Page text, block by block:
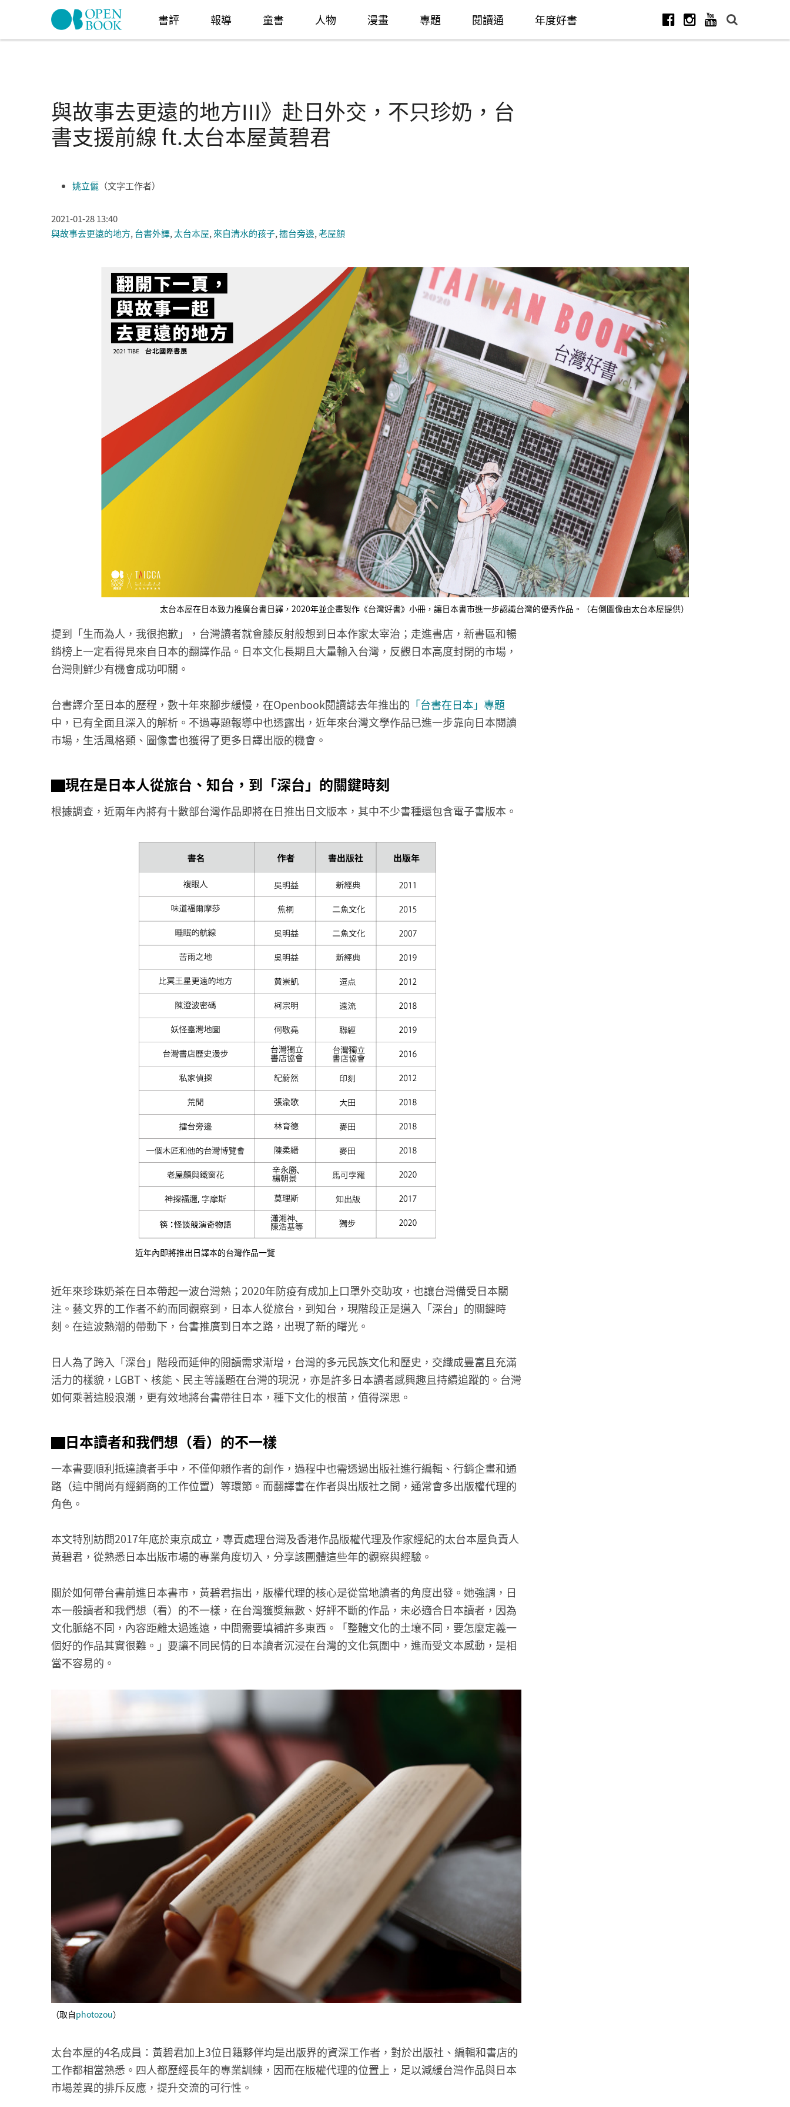
Skip to navigation
書評 報導 童書 人物 漫畫 專題 閱讀通 年度好書
與故事去更遠的地方III》赴日外交，不只珍奶，台
書支援前線 ft.太台本屋黃碧君
姚立儷 （文字工作者）
2021-01-28 13:40
與故事去更遠的地方, 台書外譯, 太台本屋, 來自清水的孩子,擂台旁邊,老屋顏
太台本屋在日本致力推廣台書日譯，2020年並企畫製作《台灣好書》小冊，讓日本書市進一步認識台灣的優秀作品。（右側圖像由太台本屋提供）
提到「生而為人，我很抱歉」，台灣讀者就會膝反射般想到日本作家太宰治；走進書店，新書區和暢
銷榜上一定看得見來自日本的翻譯作品。日本文化長期且大量輸入台灣，反觀日本高度封閉的市場，
台灣則鮮少有機會成功叩關。
台書譯介至日本的歷程，數十年來腳步緩慢，在Openbook閱讀誌去年推出的 「台書在日本」專題
中，已有全面且深入的解析。不過專題報導中也透露出，近年來台灣文學作品已進一步靠向日本閱讀
市場，生活風格類、圖像書也獲得了更多日譯出版的機會。
▇現在是日本人從旅台、知台，到「深台」的關鍵時刻
根據調查，近兩年內將有十數部台灣作品即將在日推出日文版本，其中不少書種還包含電子書版本。
近年內即將推出日譯本的台灣作品一覽
近年來珍珠奶茶在日本帶起一波台灣熱；2020年防疫有成加上口罩外交助攻，也讓台灣備受日本關
注。藝文界的工作者不約而同觀察到，日本人從旅台，到知台，現階段正是邁入「深台」的關鍵時
刻。在這波熱潮的帶動下，台書推廣到日本之路，出現了新的曙光。
日人為了跨入「深台」階段而延伸的閱讀需求漸增，台灣的多元民族文化和歷史，交織成豐富且充滿
活力的樣貌，LGBT、核能、民主等議題在台灣的現況，亦是許多日本讀者感興趣且持續追蹤的。台灣
如何乘著這股浪潮，更有效地將台書帶往日本，種下文化的根苗，值得深思。
▇日本讀者和我們想（看）的不一樣
一本書要順利抵達讀者手中，不僅仰賴作者的創作，過程中也需透過出版社進行編輯、行銷企畫和通
路（這中間尚有經銷商的工作位置）等環節。而翻譯書在作者與出版社之間，通常會多出版權代理的
角色。
本文特別訪問2017年底於東京成立，專責處理台灣及香港作品版權代理及作家經紀的太台本屋負責人
黃碧君，從熟悉日本出版市場的專業角度切入，分享該團體這些年的觀察與經驗。
關於如何帶台書前進日本書市，黃碧君指出，版權代理的核心是從當地讀者的角度出發。她強調，日
本一般讀者和我們想（看）的不一樣，在台灣獲獎無數、好評不斷的作品，未必適合日本讀者，因為
文化脈絡不同，內容距離太過遙遠，中間需要填補許多東西。「整體文化的土壤不同，要怎麼定義一
個好的作品其實很難。」要讓不同民情的日本讀者沉浸在台灣的文化氛圍中，進而受文本感動，是相
當不容易的。
（取自photozou）
太台本屋的4名成員：黃碧君加上3位日籍夥伴均是出版界的資深工作者，對於出版社、編輯和書店的
工作都相當熟悉。四人都歷經長年的專業訓練，因而在版權代理的位置上，足以減緩台灣作品與日本
市場差異的排斥反應，提升交流的可行性。